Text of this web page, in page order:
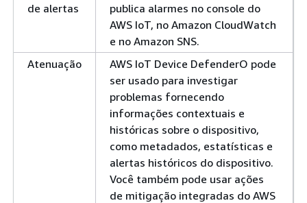
de alertas
publica alarmes no console do
AWS IoT, no Amazon CloudWatch
e no Amazon SNS.
Atenuação
AWS IoT Device DefenderO pode
ser usado para investigar
problemas fornecendo
informações contextuais e
históricas sobre o dispositivo,
como metadados, estatísticas e
alertas históricos do dispositivo.
Você também pode usar ações
de mitigação integradas do AWS